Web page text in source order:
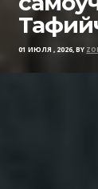
01 ИЮЛЯ , 2026, BY